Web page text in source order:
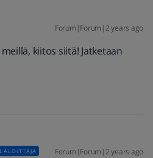
Forum|Forum|2 years ago
kiitos siitä! Jatketaan
ALOITTAJA Forum|Forum|2 years ago